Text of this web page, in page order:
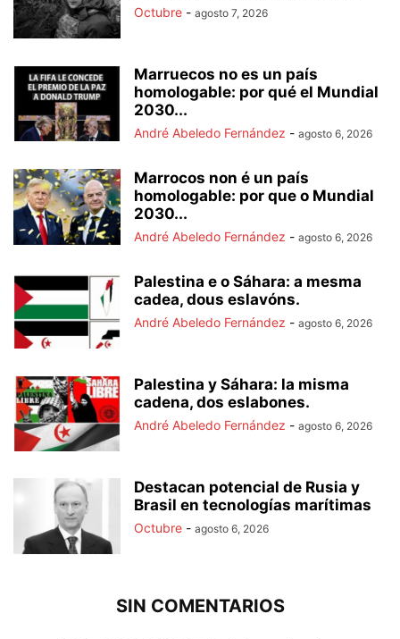
Octubre - agosto 7, 2026
Marruecos no es un país
homologable: por qué el Mundial
2030...
André Abeledo Fernández - agosto 6, 2026
Marrocos non é un país
homologable: por que o Mundial
2030...
André Abeledo Fernández - agosto 6, 2026
Palestina e o Sáhara: a mesma
cadea, dous eslavóns.
André Abeledo Fernández - agosto 6, 2026
Palestina y Sáhara: la misma
cadena, dos eslabones.
André Abeledo Fernández - agosto 6, 2026
Destacan potencial de Rusia y
Brasil en tecnologías marítimas
Octubre - agosto 6, 2026
SIN COMENTARIOS